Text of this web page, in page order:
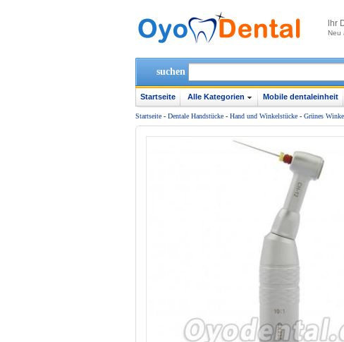
lhr
Neu
suchen
Startseite Alle Kategorien Mobile dentaleinheit
Startseite - Dentale Handstücke - Hand und Winkelstücke - Grünes